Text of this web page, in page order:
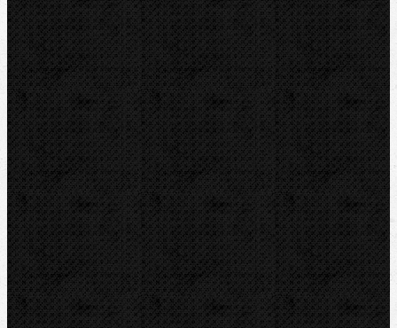
RIDGID
ROTHENBERGER
VIRAX
ZENTEN
Kontakt
NIPO Tools s.r.o
Lipová 7